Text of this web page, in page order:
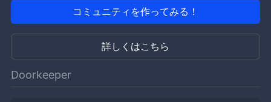
コミュニティを作ってみる！
詳しくはこちら
Doorkeeper